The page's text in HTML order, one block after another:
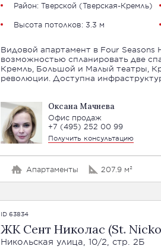
Район: Тверской (Тверская-Кремль)
Высота потолков: 3.3 м
Видовой апартамент в Four Seasons
возможностью спланировать две
Кремль, Большой и Малый театры,
революции. Доступна
Оксана Мачнева
Офис продаж
+7 (495) 252 00 99
Получить консультацию
Апартаменты 207.9 м²
ID 63834
ЖК Сент Николас (St.
Никольская улица, 10/2, стр. 2Б